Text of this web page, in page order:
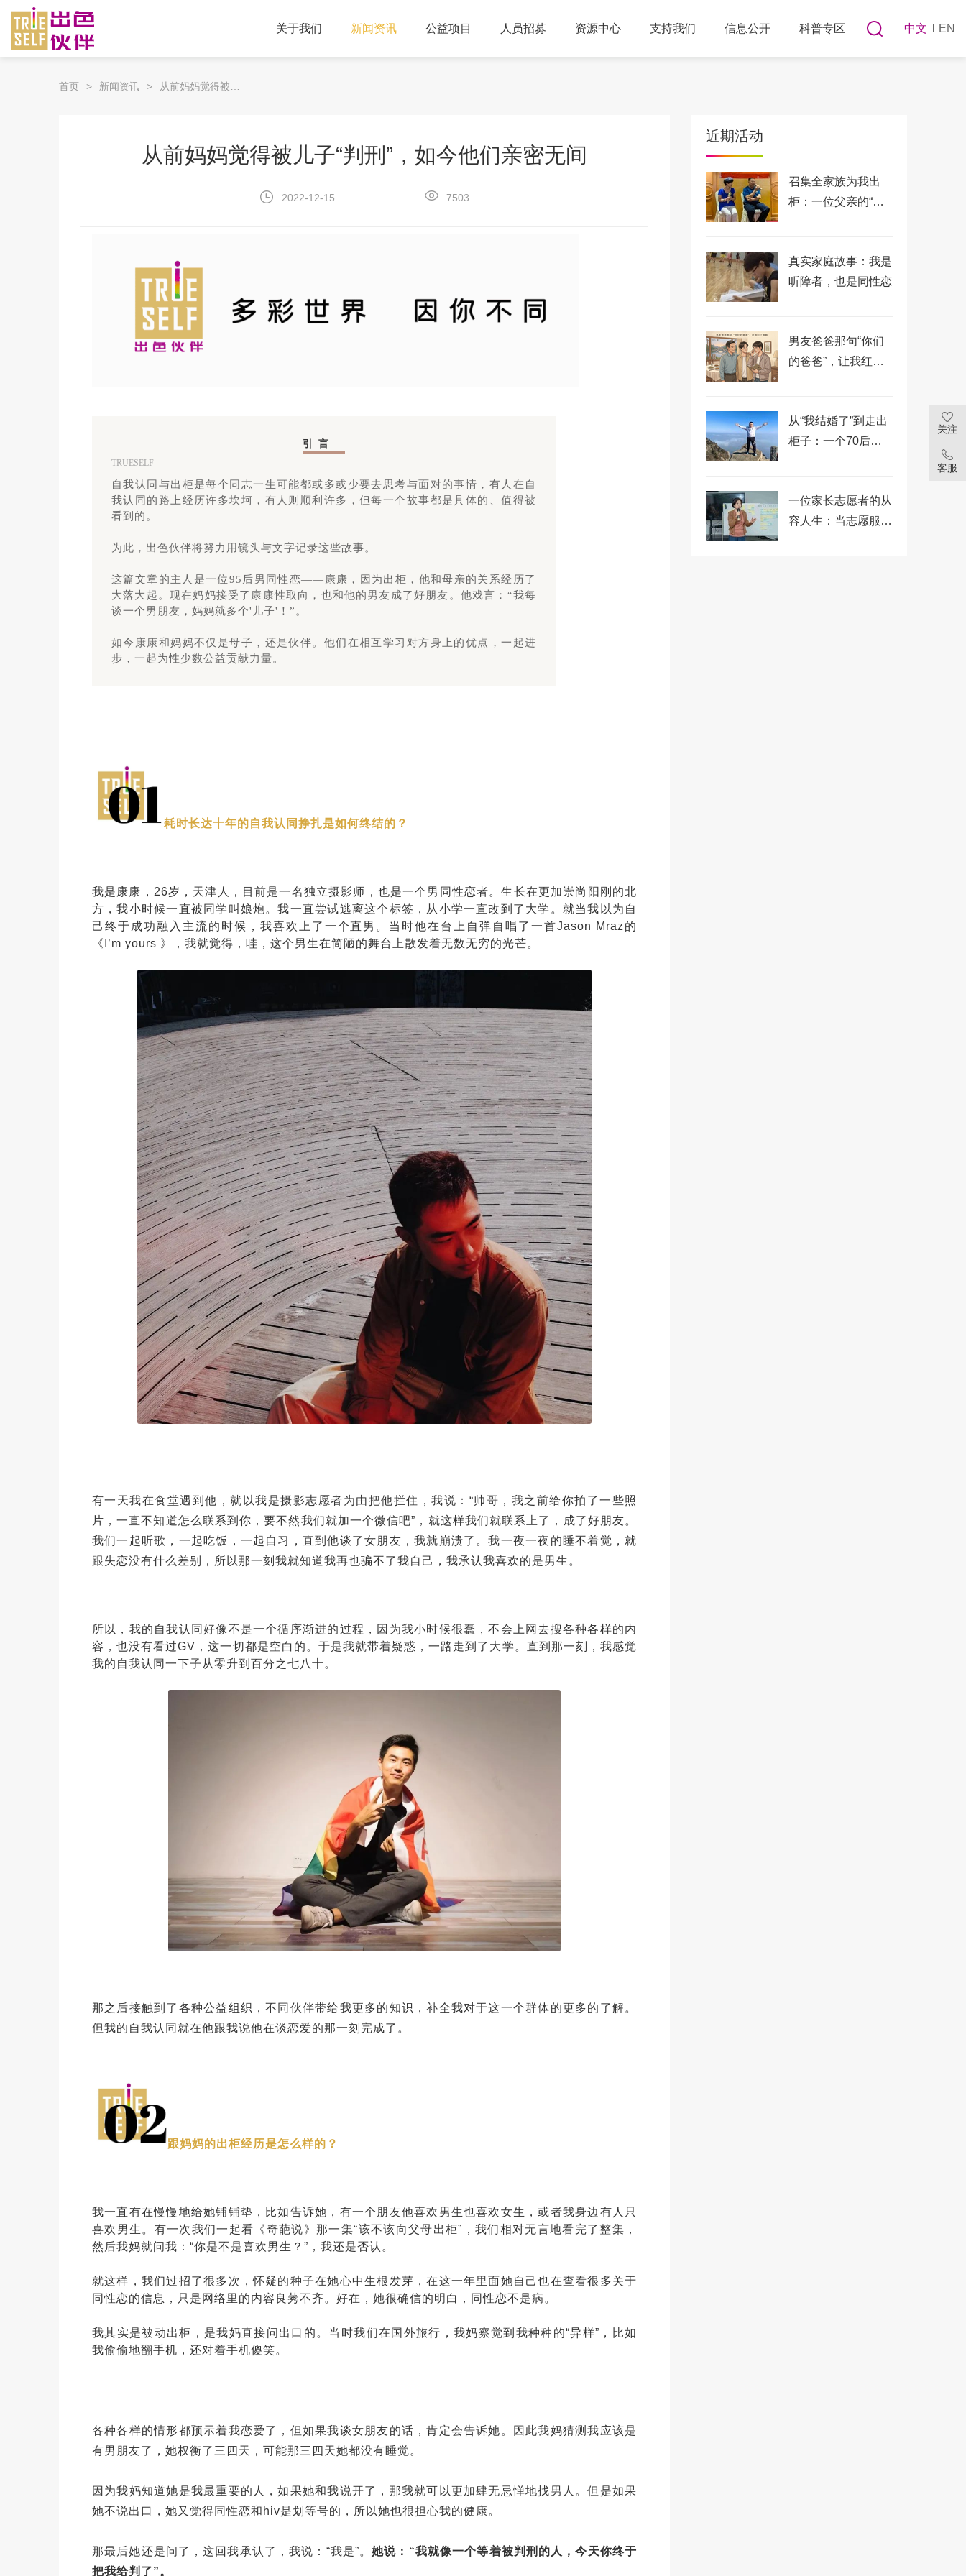
关于我们 新闻资讯 公益项目 人员招募 资源中心 支持我们 信息公开 科普专区 中文 EN
首页 新闻资讯
从前妈妈觉得被儿子“判刑”，如今他们亲密无间
2022-12-15 7503
引 言
TRUESELF
自我认同与出柜是每个同志一生可能都或多或少要去思考与面对的事情，有人在自
我认同的路上经历许多坎坷，有人则顺利许多，但每一个故事都是具体的、值得被
看到的。
为此，出色伙伴将努力用镜头与文字记录这些故事。
这篇文章的主人是一位95后男同性恋——康康，因为出柜，他和母亲的关系经历了
大落大起。现在妈妈接受了康康性取向，也和他的男友成了好朋友。他戏言：“我每
谈一个男朋友，妈妈就多个'儿子'！”。
如今康康和妈妈不仅是母子，还是伙伴。他们在相互学习对方身上的优点，一起进
步，一起为性少数公益贡献力量。
耗时长达十年的自我认同挣扎是如何终结的？
我是康康，26岁，天津人，目前是一名独立摄影师，也是一个男同性恋者。生长在更加崇尚阳刚的北
方，我小时候一直被同学叫娘炮。我一直尝试逃离这个标签，从小学一直改到了大学。就当我以为自
己终于成功融入主流的时候，我喜欢上了一个直男。 当时他在台上自弹自唱了一首Jason Mraz的
《I’m yours 》，我就觉得，哇，这个男生在简陋的舞台上散发着无数无穷的光芒。
有一天我在食堂遇到他，就以我是摄影志愿者为由把他拦住，我说：“帅哥，我之前给你拍了一些照
片，一直不知道怎么联系到你，要不然我们就加一个微信吧”，就这样我们就联系上了，成了好朋友。
我们一起听歌，一起吃饭，一起自习，直到他谈了女朋友，我就崩溃了。我一夜一夜的睡不着觉，就
跟失恋没有什么差别，所以那一刻我就知道我再也骗不了我自己，我承认我喜欢的是男生。
所以，我的自我认同好像不是一个循序渐进的过程，因为我小时候很蠢，不会上网去搜各种各样的内
容，也没有看过GV，这一切都是空白的。于是我就带着疑惑，一路走到了大学。直到那一刻，我感觉
我的自我认同一下子从零升到百分之七八十。
那之后接触到了各种公益组织，不同伙伴带给我更多的知识，补全我对于这一个群体的更多的了解。
但我的自我认同就在他跟我说他在谈恋爱的那一刻完成了。
跟妈妈的出柜经历是怎么样的？
我一直有在慢慢地给她铺铺垫，比如告诉她，有一个朋友他喜欢男生也喜欢女生，或者我身边有人只
喜欢男生。有一次我们一起看《奇葩说》那一集“该不该向父母出柜”，我们相对无言地看完了整集，
然后我妈就问我：“你是不是喜欢男生？”，我还是否认。
就这样，我们过招了很多次，怀疑的种子在她心中生根发芽，在这一年里面她自己也在查看很多关于
同性恋的信息，只是网络里的内容良莠不齐。好在，她很确信的明白，同性恋不是病。
我其实是被动出柜，是我妈直接问出口的。当时我们在国外旅行，我妈察觉到我种种的“异样”，比如
我偷偷地翻手机，还对着手机傻笑。
各种各样的情形都预示着我恋爱了，但如果我谈女朋友的话，肯定会告诉她。因此我妈猜测我应该是
有男朋友了，她权衡了三四天，可能那三四天她都没有睡觉。
因为我妈知道她是我最重要的人，如果她和我说开了，那我就可以更加肆无忌惮地找男人。但是如果
她不说出口，她又觉得同性恋和hiv是划等号的，所以她也很担心我的健康。
那最后她还是问了，这回我承认了，我说：“我是”。她说：“我就像一个等着被判刑的人，今天你终于
把我给判了”。
近期活动
召集全家族为我出
柜：一位父亲的“绝
真实家庭故事：我是
听障者，也是同性恋
男友爸爸那句“你们
的爸爸”，让我红了
从“我结婚了”到走出
柜子：一个70后的
一位家长志愿者的从
容人生：当志愿服务
关注
客服